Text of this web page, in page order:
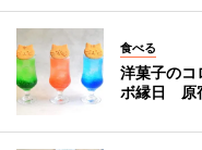
食べる
洋菓子のコ
ボ縁日 原